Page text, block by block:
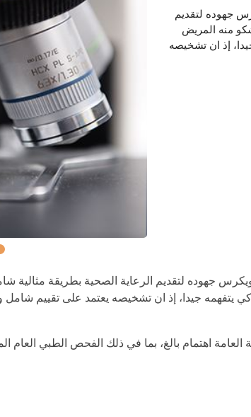
جهوده لتقديم
منه المريض
إذ ان تشخيصه
جهوده لتقديم الرعاية الصحية بطريقة مثالية
يتفهمه جيدا، إذ ان تشخيصه يعتمد على تقييم
اهتمام بالغ، بما في ذلك الفحص الطبي العام